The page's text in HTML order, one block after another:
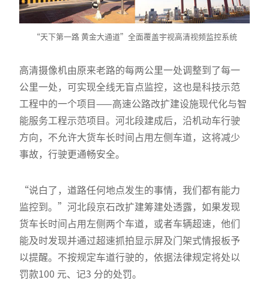
“天下第一路 黄金大通道”全面覆盖宇视高清视频监控系统
高清摄像机由原来老路的每两公里一处调整到了每一
公里一处，可实现全线无盲点监控，这也是科技示范
工程中的一个项目——高速公路改扩建设施现代化与智
能服务工程示范项目。河北段建成后，沿机动车行驶
方向，不允许大货车长时间占用左侧车道，这将减少
事故，行驶更通畅安全。
“说白了，道路任何地点发生的事情，我们都有能力
监控到。”河北段京石改扩建筹建处透露，如果发现
货车长时间占用左侧两个车道，或者车辆超速，他们
能及时发现并通过超速抓拍显示屏及门架式情报板予
以提醒。不按规定车道行驶的，依据法律规定将处以
罚款100 元、记3 分的处罚。